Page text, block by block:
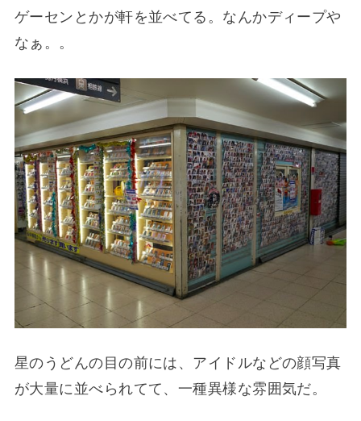
ゲーセンとかが軒を並べてる。なんかディープや
なぁ。。
星のうどんの目の前には、アイドルなどの顔写真
が大量に並べられてて、一種異様な雰囲気だ。